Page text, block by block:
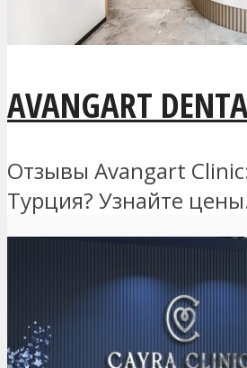
AVANGART
Отзывы Avangart
Турция? Узнайте